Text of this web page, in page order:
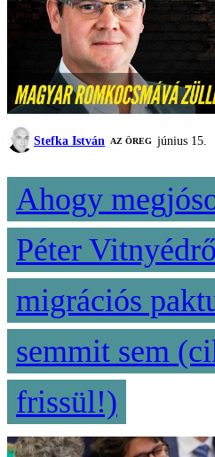
Stefka István AZ ÖREG június 15.
Ahogy
Péter
migrációs
semmit sem
frissül!)